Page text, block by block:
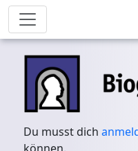
Du musst dich